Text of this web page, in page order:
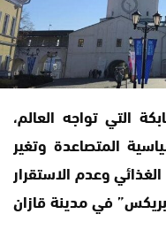
التي تواجه العالم،
المتصاعدة وتغير
وعدم الاستقرار
في مدينة قازان